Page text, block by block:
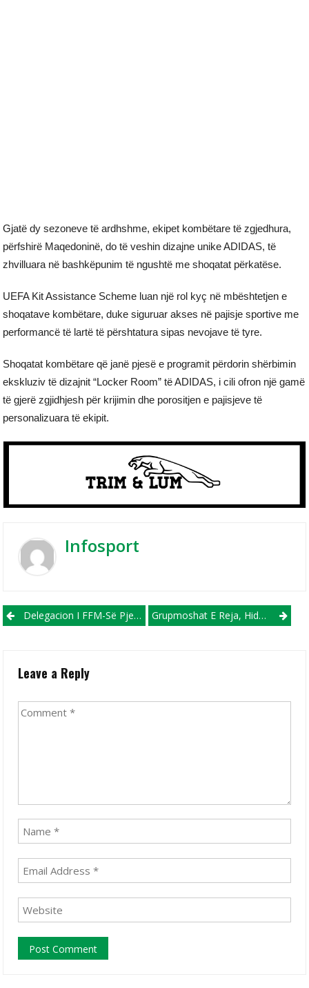
Gjatë dy sezoneve të ardhshme, ekipet kombëtare të zgjedhura,
përfshirë Maqedoninë, do të veshin dizajne unike ADIDAS, të
zhvilluara në bashkëpunim të ngushtë me shoqatat përkatëse.
UEFA Kit Assistance Scheme luan një rol kyç në mbështetjen e
shoqatave kombëtare, duke siguruar akses në pajisje sportive me
performancë të lartë të përshtatura sipas nevojave të tyre.
Shoqatat kombëtare që janë pjesë e programit përdorin shërbimin
ekskluziv të dizajnit “Locker Room” të ADIDAS, i cili ofron një gamë
të gjerë zgjidhjesh për krijimin dhe porositjen e pajisjeve të
personalizuara të ekipit.
Infosport
Post navigation
Delegacion I FFM-Së Pjesë E Kongresit Të 76-Të Të FIFA-S Në Vankuver Grupmoshat E Reja, Hidhet Shorti Për Ndeshjet Gjysmëfinale Të Kupës, FC Shkupi – Vardari Tërheq Vëmendjen Më Të Madhe
Leave a Reply